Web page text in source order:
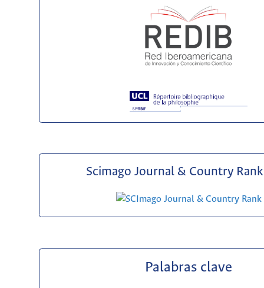
Scimago Journal & Country Rank
Palabras clave